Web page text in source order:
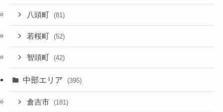
八頭町 (81)
若桜町 (52)
智頭町 (42)
中部エリア (395)
倉吉市 (181)